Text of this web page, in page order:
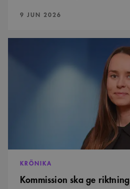
PUBLICERAD:
9 JUN 2026
Kommission
KRÖNIKA
Kommission ska ge riktning